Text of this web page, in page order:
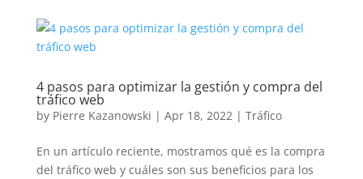
4 pasos para optimizar la gestión y compra del
tráfico web
by Pierre Kazanowski | Apr 18, 2022| Tráfico
En un artículo reciente, mostramos qué es la compra
del tráfico web y cuáles son sus beneficios para los